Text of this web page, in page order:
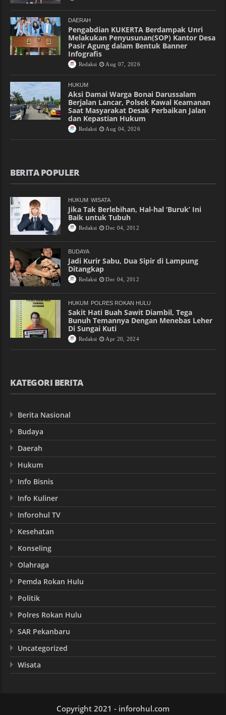
DAERAH
Pengabdian KUKERTA Berdampak Unri
Melakukan Penyusunan(SOP) Kantor Desa
Pasir Agung dalam Bentuk Banner
Infografis
Redaksi Aug 07, 2026
HUKUM
Aksi Damai Warga Bonai Darussalam
Berjalan Lancar, Polsek Kawal Keamanan
Saat Masyarakat Desak Perbaikan Jalan
dan Kepastian Hukum
Redaksi Aug 04, 2026
BERITA POPULER
HUKUM WISATA
Jika Tak Berlebihan, Hal-hal ‘Buruk’ Ini
Baik untuk Tubuh
Redaksi Dec 04, 2012
BUDAYA
Jadi Kurir Sabu, Dua Sipir di Lampung
Ditangkap
Redaksi Dec 04, 2012
HUKUM POLRES ROKAN HULU
Sakit Hati Buah Sawit Diambil, Tega
Bunuh Temannya Dengan Menebas Leher
Di Sungai Kuti
Redaksi Apr 20, 2024
KATEGORI BERITA
Berita Nasional
Budaya
Daerah
Hukum
Info Bisnis
Info Kuliner
Inforohul TV
Kesehatan
Konseling
Olahraga
Pemda Rokan Hulu
Politik
Polres Rokan Hulu
SAR Pekanbaru
Uncategorized
Wisata
Copyright 2021 - inforohul.com